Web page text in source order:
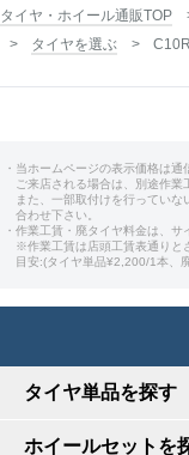
タイヤ・ホイール通販TOP
タイヤを選ぶ
・当ホームページの表示価格は通
ご来店される場合は、別途作業
また、一部取付けを行ってい
合わせ下さい。
・作業工賃・廃タイヤ料金は、サ
※作業工賃は店頭工賃表通りと
目安:(タイヤ単品¥2,200/1本、
タイヤ単品を探す
ホイールセットを